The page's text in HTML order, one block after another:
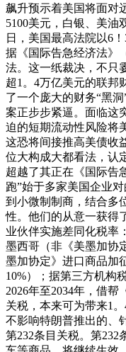
飙升预示着美国将面对
5100美元，白银、美油
日，美国最高法院以6
据《国际告急经济法》
法。这一纸裁决，不只
超1。4万亿美元的联邦
了一个庞大的财务“黑
案正步步紧逼。面临这
迫的短期流动性风险将
这恐将间接推高美债收
位大构成大都看法，认
超越了其正在《国际告
跑”始于多家美国企业
到小微制制商，结合多
性。他们的从意一获得
业伙伴实施差同化税率
墨西哥（非《美墨加协
墨加协定》进口商品加
10%）；据第三方机构
2026年至2034年，借
关税，本来可为带来1
不影响特朗普推出的、
第232条目关税。第232